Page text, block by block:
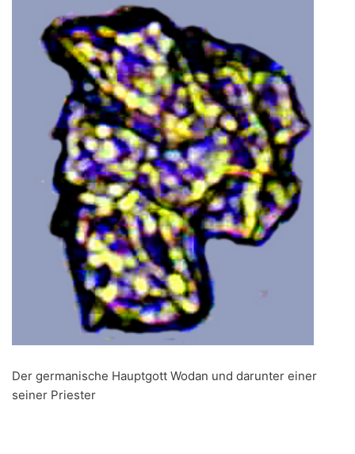
Der germanische Hauptgott Wodan und darunter einer
seiner Priester